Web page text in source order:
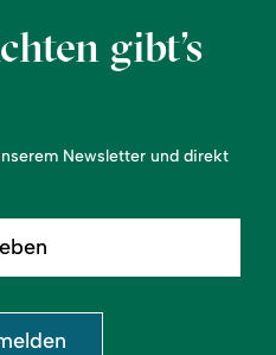
gibt’s
Newsletter und direkt